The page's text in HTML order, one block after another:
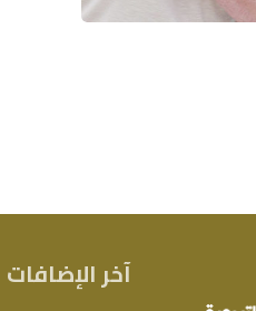
آخر الإضافات